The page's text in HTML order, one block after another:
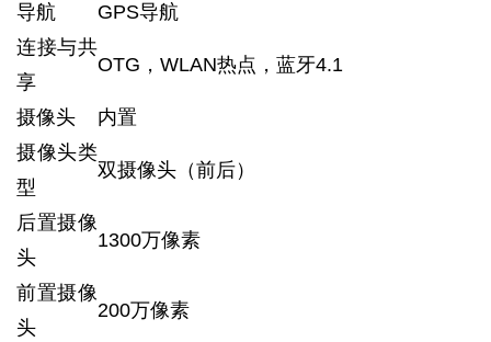
导航
GPS导航
连接与共
享
OTG，WLAN热点，蓝牙4.1
摄像头
内置
摄像头类
型
双摄像头（前后）
后置摄像
头
1300万像素
前置摄像
头
200万像素